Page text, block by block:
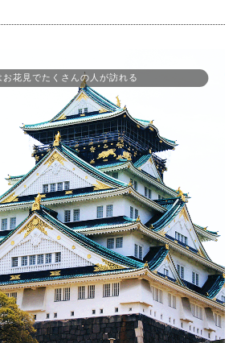
お花見でたくさんの人が訪れる